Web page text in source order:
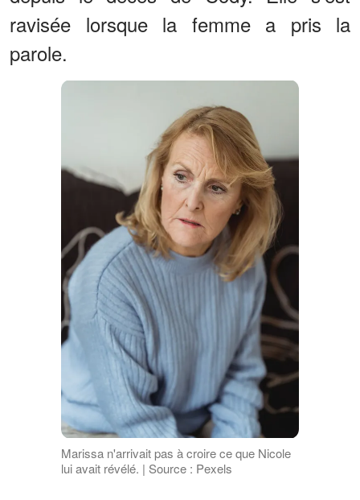
ravisée lorsque la femme a pris la
parole.
Marissa n'arrivait pas à croire ce que Nicole
lui avait révélé. | Source : Pexels